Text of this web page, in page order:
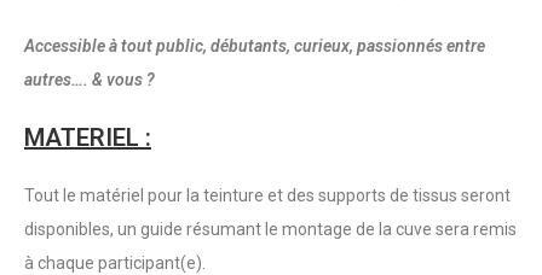
Accessible à tout public, débutants, curieux, passionnés entre
autres…. & vous ?
MATERIEL :
Tout le matériel pour la teinture et des supports de tissus seront
disponibles, un guide résumant le montage de la cuve sera remis
à chaque participant(e).